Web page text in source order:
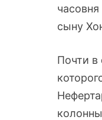
сыну
Почти в